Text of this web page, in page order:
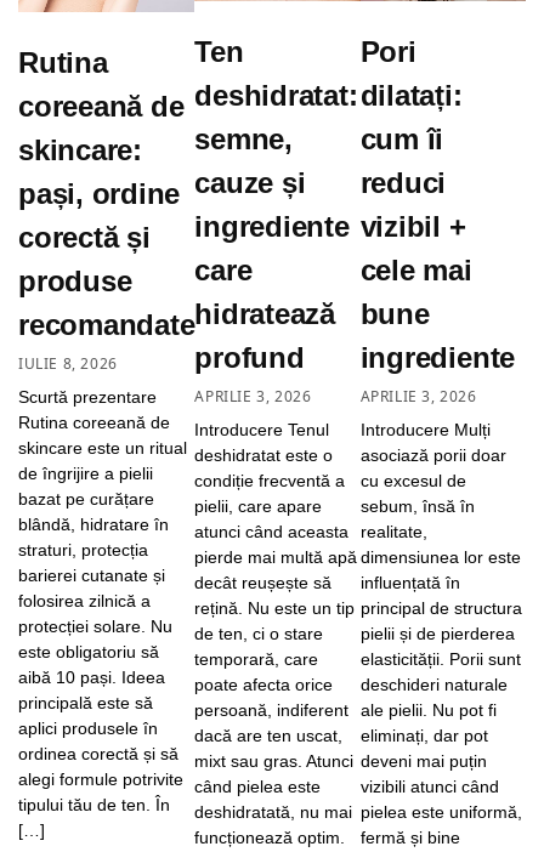
Rutina
coreeană de
skincare:
pași, ordine
corectă și
produse
recomandate
IULIE 8, 2026
Scurtă prezentare
Rutina coreeană de
skincare este un ritual
de îngrijire a pielii
bazat pe curățare
blândă, hidratare în
straturi, protecția
barierei cutanate și
folosirea zilnică a
protecției solare. Nu
este obligatoriu să
aibă 10 pași. Ideea
principală este să
aplici produsele în
ordinea corectă și să
alegi formule potrivite
tipului tău de ten. În
[…]
Ten
deshidratat:
semne,
cauze și
ingrediente
care
hidratează
profund
APRILIE 3, 2026
Introducere Tenul
deshidratat este o
condiție frecventă a
pielii, care apare
atunci când aceasta
pierde mai multă apă
decât reușește să
rețină. Nu este un tip
de ten, ci o stare
temporară, care
poate afecta orice
persoană, indiferent
dacă are ten uscat,
mixt sau gras. Atunci
când pielea este
deshidratată, nu mai
funcționează optim.
Pori
dilatați:
cum îi
reduci
vizibil +
cele mai
bune
ingrediente
APRILIE 3, 2026
Introducere Mulți
asociază porii doar
cu excesul de
sebum, însă în
realitate,
dimensiunea lor este
influențată în
principal de structura
pielii și de pierderea
elasticității. Porii sunt
deschideri naturale
ale pielii. Nu pot fi
eliminați, dar pot
deveni mai puțin
vizibili atunci când
pielea este uniformă,
fermă și bine